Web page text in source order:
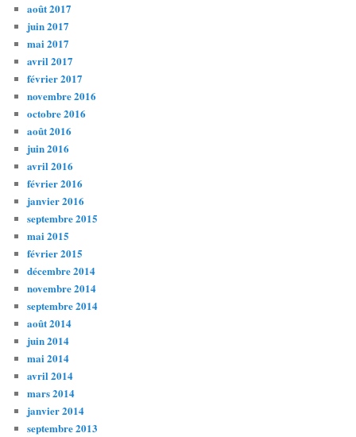
août 2017
juin 2017
mai 2017
avril 2017
février 2017
novembre 2016
octobre 2016
août 2016
juin 2016
avril 2016
février 2016
janvier 2016
septembre 2015
mai 2015
février 2015
décembre 2014
novembre 2014
septembre 2014
août 2014
juin 2014
mai 2014
avril 2014
mars 2014
janvier 2014
septembre 2013